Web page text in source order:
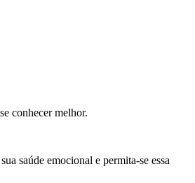
conhecer melhor.
saúde emocional e permita-se essa